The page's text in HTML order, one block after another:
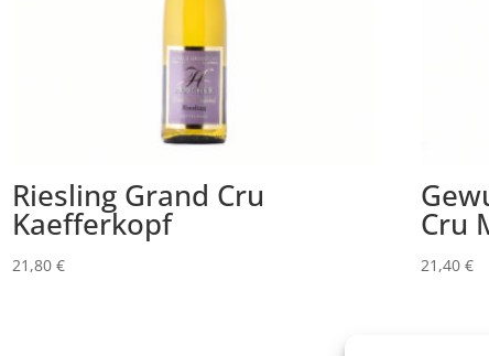
Riesling Grand Cru
Kaefferkopf
21,80 €
Cru
21,40€